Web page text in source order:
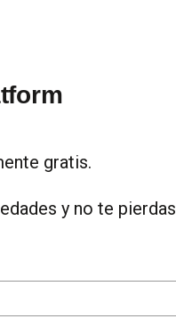
gratis.
y no te pierdas